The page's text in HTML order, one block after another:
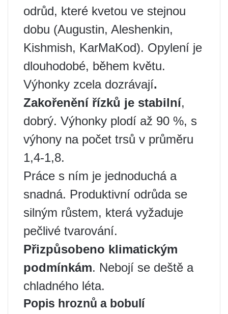
odrůd, které kvetou ve stejnou
dobu (Augustin, Aleshenkin,
Kishmish, KarMaKod). Opylení je
dlouhodobé, během květu.
Výhonky zcela dozrávají.
Zakořenění řízků je stabilní,
dobrý. Výhonky plodí až 90 %, s
výhony na počet trsů v průměru
1,4-1,8.
Práce s ním je jednoduchá a
snadná. Produktivní odrůda se
silným růstem, která vyžaduje
pečlivé tvarování.
Přizpůsobeno klimatickým
podmínkám. Nebojí se deště a
chladného léta.
Popis hroznů a bobulí